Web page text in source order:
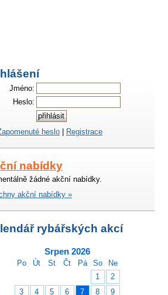
Jméno:
Heslo:
heslo | Registrace
nabídky
žádné akční nabídky.
akční nabídky »
rybářských akcí
Srpen 2026
Po Út St Čt Pá So
Ne
1
2
3
4 5 6 7 8 9